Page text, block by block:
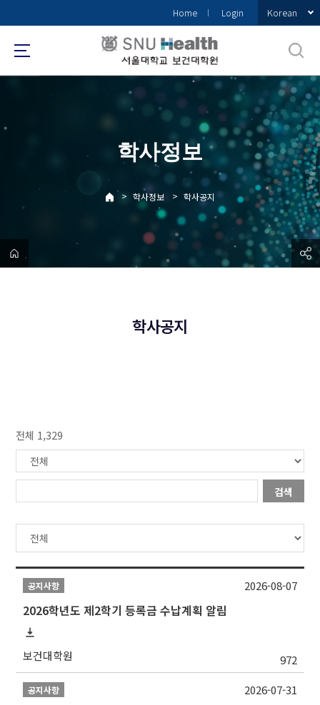
로
메
Home Login Korean
학사정보
> 학사정보 > 학사공지
학사공지
전체 1,329
검색
공지사항
2026학년도 제2학기 등록금 수납계획 알림
보건대학원 972
2026-08-07
공지사항 2026-07-31